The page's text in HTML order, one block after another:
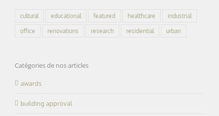
cultural educational featured healthcare industrial
office renovations research residential urban
Catégories de nos articles
awards
building approval